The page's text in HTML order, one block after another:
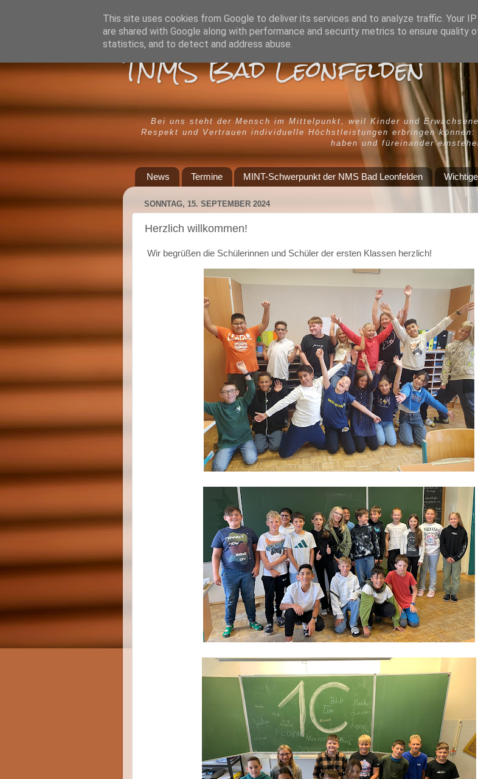
TNMS Bad Leonfelden
Bei uns steht der Mensch im Mittelpunkt, weil Kinder und
Respekt und Vertrauen individuelle Höchstleistungen erbringen
haben und füreinander
News Termine MINT-Schwerpunkt der NMS Bad Leonfelden
SONNTAG, 15. SEPTEMBER 2024
Herzlich willkommen!
Wir begrüßen die Schülerinnen und Schüler der ersten Klassen herzlich!
This site uses cookies from Google to deliver its services and to analyze traffic. Your
are shared with Google along with performance and security metrics to ensure quality
statistics, and to detect and address abuse.